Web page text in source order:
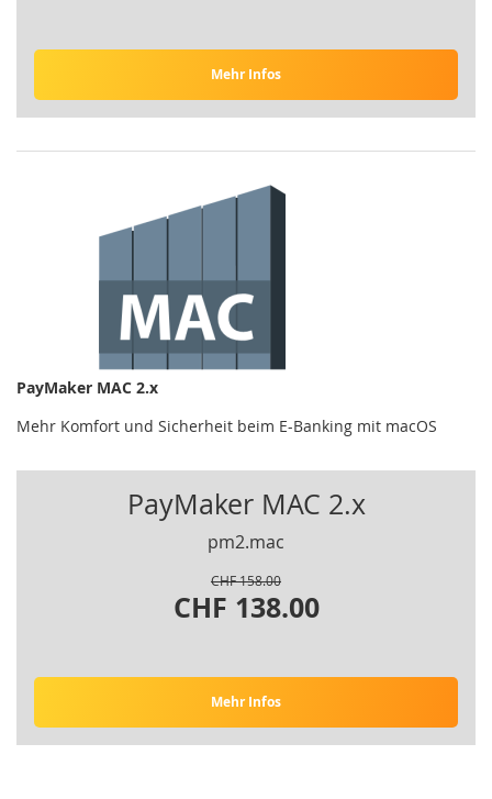
Mehr Infos
PayMaker MAC 2.x
Mehr Komfort und Sicherheit beim E-Banking mit macOS
PayMaker MAC 2.x
pm2.mac
CHF 158.00
CHF 138.00
Mehr Infos